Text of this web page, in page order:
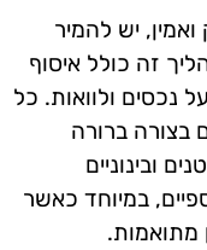
ואמין, יש להמיר
זה כולל איסוף
נכסים ולוואות. כל
בצורה ברורה
ובינוניים
במיוחד כאשר
מתואמות.